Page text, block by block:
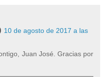
10 de agosto de 2017 a las
Juan José. Gracias por